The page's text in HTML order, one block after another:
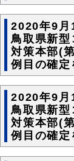
2020年9月
鳥取県新型
対策本部(
例目の確定
2020年9月
鳥取県新型
対策本部(
例目の確定